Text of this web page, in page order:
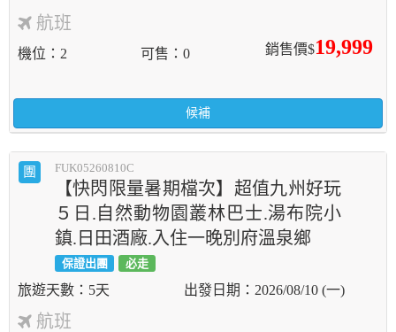
航班
銷售價$19,999
機位 2 可售 0
候補
團 FUK05260810C
【快閃限量暑期檔次】超值九州好玩
５日.自然動物園叢林巴士.湯布院小
鎮.日田酒廠.入住一晚別府溫泉鄉
保證出團 必走
5天 2026/08/10 (一)
航班